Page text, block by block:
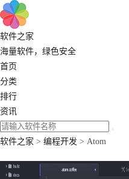
软件之家
海量软件，绿色安全
首页
分类
排行
资讯
软件之家 > 编程开发 > Atom